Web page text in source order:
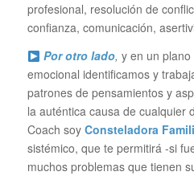
profesional, resolución de
confianza, comunicación,
Por otro lado, y en un
emocional identificamos y
patrones de pensamientos y
la auténtica causa de cualquier
Coach soy Consteladora
sistémico, que te permitirá -si
muchos problemas que tienen